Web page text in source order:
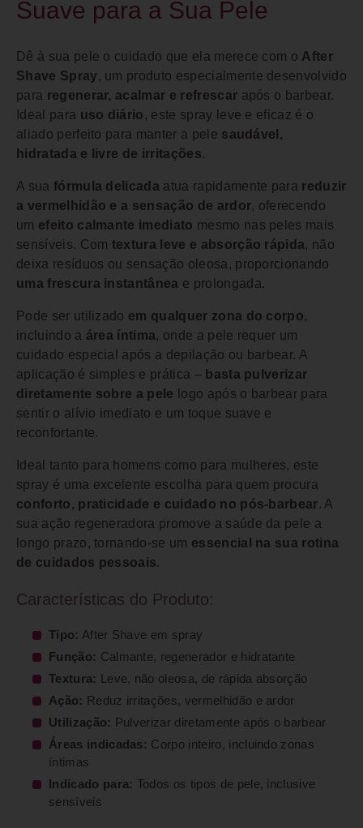
Suave para a Sua Pele
Dê à sua pele o cuidado que ela merece com o After
Shave Spray, um produto especialmente desenvolvido
para regenerar, acalmar e refrescar após o barbear.
Ideal para uso diário , este spray leve e eficaz é o
aliado perfeito para manter a pele saudável,
hidratada e livre de irritações.
A sua fórmula delicada atua rapidamente para reduzir
a vermelhidão e a sensação de ardor, oferecendo
um efeito calmante imediato mesmo nas peles mais
sensíveis. Com textura leve e absorção rápida, não
deixa resíduos ou sensação oleosa, proporcionando
uma frescura instantânea e prolongada.
Pode ser utilizado em qualquer zona do corpo,
incluindo a área íntima, onde a pele requer um
cuidado especial após a depilação ou barbear. A
aplicação é simples e prática – basta pulverizar
diretamente sobre a pele logo após o barbear para
sentir o alívio imediato e um toque suave e
reconfortante.
Ideal tanto para homens como para mulheres, este
spray é uma excelente escolha para quem procura
conforto, praticidade e cuidado no pós-barbear. A
sua ação regeneradora promove a saúde da pele a
longo prazo, tornando-se um essencial na sua rotina
de cuidados pessoais.
Características do Produto:
Tipo: After Shave em spray
Função: Calmante, regenerador e hidratante
Textura:
Leve, não oleosa, de rápida absorção
Ação:
Reduz irritações, vermelhidão e ardor
Utilização:
Pulverizar diretamente após o barbear
Áreas indicadas: Corpo inteiro, incluindo zonas
íntimas
Indicado para: Todos os tipos de pele, inclusive
sensíveis